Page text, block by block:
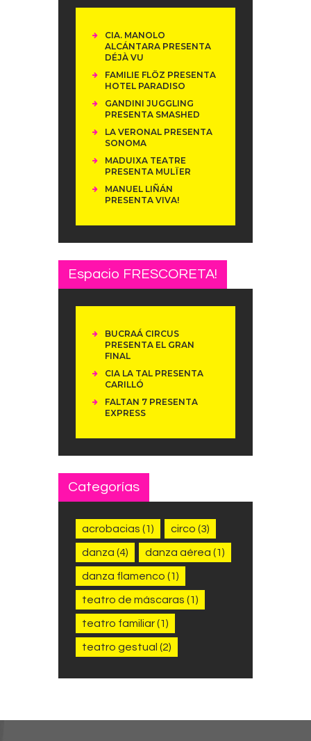
CIA. MANOLO
ALCÁNTARA PRESENTA
DÉJÀ VU
FAMILIE FLÖZ PRESENTA
HOTEL PARADISO
GANDINI JUGGLING
PRESENTA SMASHED
LA VERONAL PRESENTA
SONOMA
MADUIXA TEATRE
PRESENTA MULÏER
MANUEL LIÑÁN
PRESENTA VIVA!
Espacio FRESCORETA!
BUCRAÁ CIRCUS
PRESENTA EL GRAN
FINAL
CIA LA TAL PRESENTA
CARILLÓ
FALTAN 7 PRESENTA
EXPRESS
Categorías
acrobacias (1) circo (3)
danza (4) danza aérea (1)
danza flamenco (1)
teatro de máscaras (1)
teatro familiar(1)
teatro gestual (2)